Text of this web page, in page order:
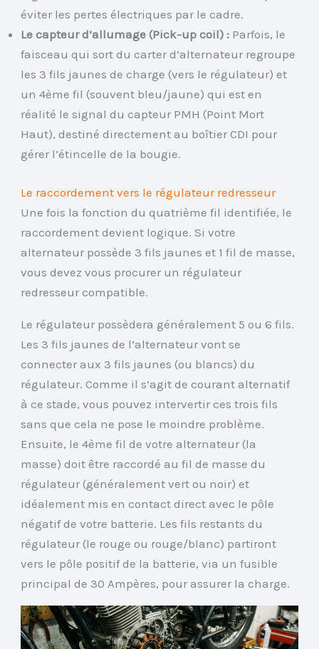
éviter les pertes électriques par le cadre.
Le capteur d’allumage (Pick-up coil) : Parfois, le
faisceau qui sort du carter d’alternateur regroupe
les 3 fils jaunes de charge (vers le régulateur) et
un 4ème fil (souvent bleu/jaune) qui est en
réalité le signal du capteur PMH (Point Mort
Haut), destiné directement au boîtier CDI pour
gérer l’étincelle de la bougie.
Le raccordement vers le régulateur redresseur
Une fois la fonction du quatrième fil identifiée, le
raccordement devient logique. Si votre
alternateur possède 3 fils jaunes et 1 fil de masse,
vous devez vous procurer un régulateur
redresseur compatible.
Le régulateur possèdera généralement 5 ou 6 fils.
Les 3 fils jaunes de l’alternateur vont se
connecter aux 3 fils jaunes (ou blancs) du
régulateur. Comme il s’agit de courant alternatif
à ce stade, vous pouvez intervertir ces trois fils
sans que cela ne pose le moindre problème.
Ensuite, le 4ème fil de votre alternateur (la
masse) doit être raccordé au fil de masse du
régulateur (généralement vert ou noir) et
idéalement mis en contact direct avec le pôle
négatif de votre batterie. Les fils restants du
régulateur (le rouge ou rouge/blanc) partiront
vers le pôle positif de la batterie, via un fusible
principal de 30 Ampères, pour assurer la charge.